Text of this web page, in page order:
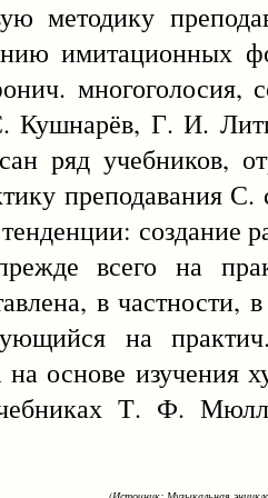
методику
имитационных
многоголосия,
Кушнарёв, Г. И.
ряд учебников,
преподавания
создание
всего на
в
на
на основе изучения
Т. Ф.